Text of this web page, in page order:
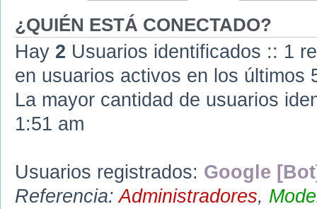
¿QUIÉN ESTÁ CONECTADO?
Hay 2 Usuarios identificados :: 1
en usuarios activos en los últimos
La mayor cantidad de usuarios
1:51 am
Usuarios registrados: Google
Referencia:Administradores,